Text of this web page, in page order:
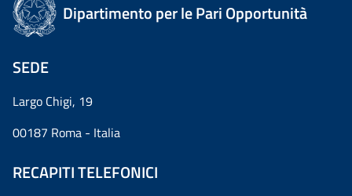
Dipartimento per le Pari Opportunità
SEDE
Largo Chigi, 19
00187 Roma - Italia
RECAPITI TELEFONICI